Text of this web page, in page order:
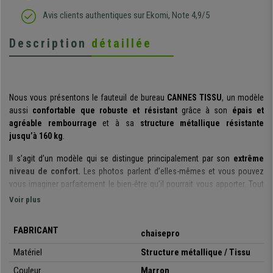
Avis clients authentiques sur Ekomi, Note 4,9/5
Description détaillée
Nous vous présentons le fauteuil de bureau CANNES TISSU, un modèle
aussi confortable que robuste et résistantgrâce à son épais et
agréable rembourrage et à sa structure métallique résistante
jusqu’à 160 kg.
Il s’agit d’un modèle qui se distingue principalement par son extrême
niveau de confort. Les photos parlent d’elles-mêmes et vous pouvez
vous imaginer parfaitement le bien-être qu’il pourrait vous apporter. Tout
ceci est grâce au
meilleure liberté de mouvement et flexibilité, en effet vous pouvez activer
ou désactiver le balancement facilement avec un levier prévu à cet effet.
Voir plus
FABRICANT
chaisepro
Matériel
Structure métallique / Tissu
Couleur
Marron